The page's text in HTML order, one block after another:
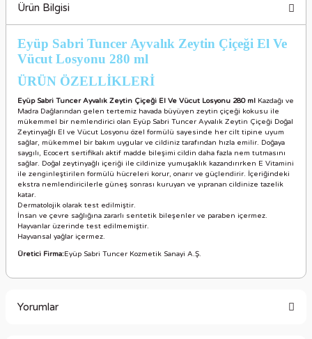
Ürün Bilgisi
Eyüp Sabri Tuncer Ayvalık Zeytin Çiçeği El Ve
Vücut Losyonu 280 ml
ÜRÜN ÖZELLİKLERİ
Eyüp Sabri Tuncer Ayvalık Zeytin Çiçeği El Ve Vücut Losyonu 280 ml Kazdağı ve
Madra Dağlarından gelen tertemiz havada büyüyen zeytin çiçeği kokusu ile
mükemmel bir nemlendirici olan Eyüp Sabri Tuncer Ayvalık Zeytin Çiçeği Doğal
Zeytinyağlı El ve Vücut Losyonu özel formülü sayesinde her cilt tipine uyum
sağlar, mükemmel bir bakım uygular ve cildiniz tarafından hızla emilir. Doğaya
saygılı, Ecocert sertifikalı aktif madde bileşimi cildin daha fazla nem tutmasını
sağlar. Doğal zeytinyağlı içeriği ile cildinize yumuşaklık kazandırırken E Vitamini
ile zenginleştirilen formülü hücreleri korur, onarır ve güçlendirir. İçeriğindeki
ekstra nemlendiricilerle güneş sonrası kuruyan ve yıpranan cildinize tazelik
katar.
Dermatolojik olarak test edilmiştir.
İnsan ve çevre sağlığına zararlı sentetik bileşenler ve paraben içermez.
Hayvanlar üzerinde test edilmemiştir.
Hayvansal yağlar içermez.
Üretici Firma:Eyüp Sabri Tuncer Kozmetik Sanayi A.Ş.
Yorumlar